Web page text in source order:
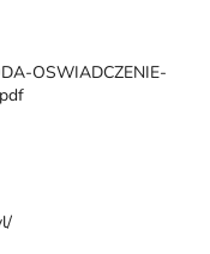
OSWIADCZENIE-